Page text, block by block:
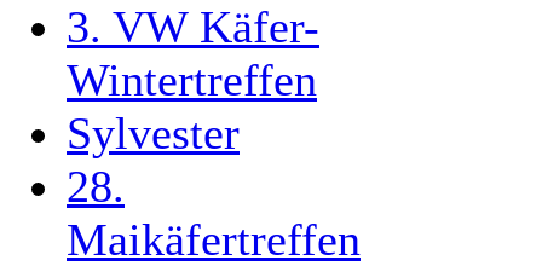
3. VW Käfer-
Wintertreffen
Sylvester
28.
Maikäfertreffen